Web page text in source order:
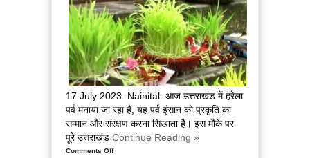
होली,
सावन
महीने
के
अंत
में
मनाया
जाता
है
ये
पर्व
17 July 2023. Nainital. आज उत्तराखंड में हरेला
पर्व मनाया जा रहा है, यह पर्व इंसान को प्रकृति का
सम्मान और संरक्षण करना सिखाता है। इस मौके पर
पूरे उत्तराखंड Continue Reading »
Comments Offon